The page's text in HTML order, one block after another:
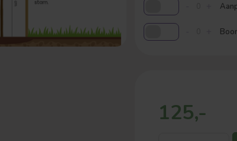
125,-